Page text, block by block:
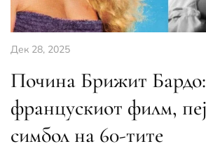
Дек 28, 2025
Почина Брижит
францускиот филм,
симбол на 60-тите